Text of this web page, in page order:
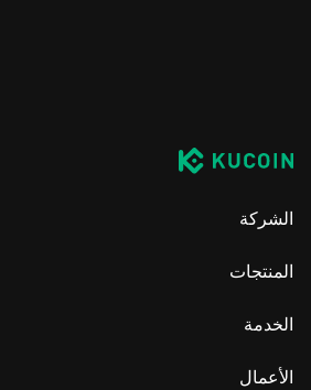
الشركة
المنتجات
الخدمة
الأعمال